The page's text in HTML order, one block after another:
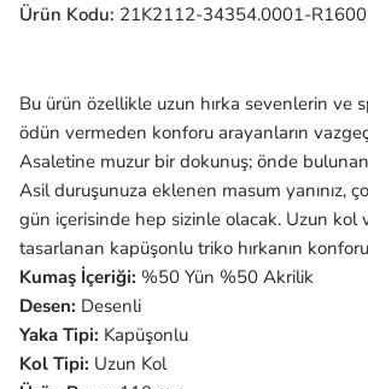
Ürün Kodu: 21K2112-34354.0001-
Bu ürün özellikle uzun hırka sevenlerin ve
ödün vermeden konforu arayanların
Asaletine muzur bir dokunuş; önde
Asil duruşunuza eklenen masum yanınız,
gün içerisinde hep sizinle olacak. Uzun kol
tasarlanan kapüşonlu triko hırkanın
Kumaş İçeriği: %50 Yün %50 Akrilik
Desen: Desenli
Yaka Tipi: Kapüşonlu
Kol Tipi: Uzun Kol